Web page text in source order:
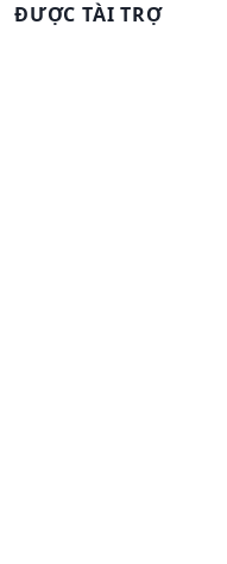
iĐƯỢC TÀI TRỢ